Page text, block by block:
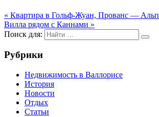
« Квартира в Гольф-Жуан, Прованс —
Вилла рядом с Каннами »
Поиск для:
Рубрики
Недвижимость в Валлорисе
История
Новости
Отдых
Статьи